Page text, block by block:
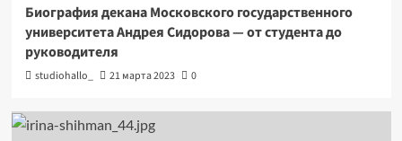
Биография декана Московского государственного
университета Андрея Сидорова — от студента до
руководителя
studiohallo_ 21 марта 2023 0